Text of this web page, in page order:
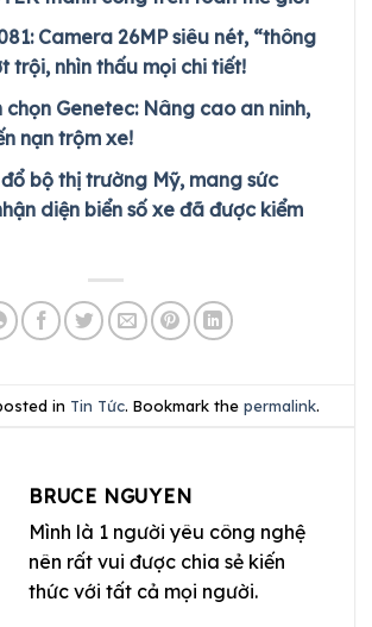
Camera 26MP siêu nét, “thông
trội, nhìn thấu mọi chi tiết!
chọn Genetec: Nâng cao an ninh,
nạn trộm xe!
bộ thị trường Mỹ, mang sức
diện biển số xe đã được kiểm
in Tin Tức. Bookmark thepermalink.
BRUCE NGUYEN
Mình là 1 người yêu công nghệ
nên rất vui được chia sẻ kiến
thức với tất cả mọi người.